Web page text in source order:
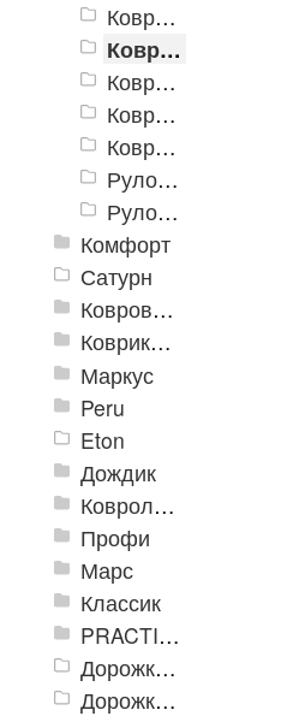
Коврики «Траффик» 600x900 мм
Коврики «Траффик» 800x1200 мм
Коврики «Траффик» 900x1500 мм
Коврики «Траффик» 1200x1800 мм
Коврики «Траффик» 1200x2500 мм
Рулон «Траффик» 900 мм
Рулон «Траффик» 1200 мм
Комфорт
Сатурн
Ковровое покрытие "Цикада"
Коврики «Heavy» на резиновой подложке
Маркус
Peru
Eton
Дождик
Ковролиновые дорожки «Rekord»
Профи
Марс
Классик
PRACTICAL
Дорожка влаговпитывающая Лидер XL
Дорожки «Фаворит»